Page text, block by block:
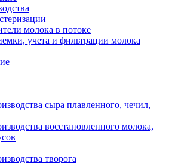
молока в потоке
учета и фильтрации молока
сыра плавленного, чечил,
восстановленного молока,
творога